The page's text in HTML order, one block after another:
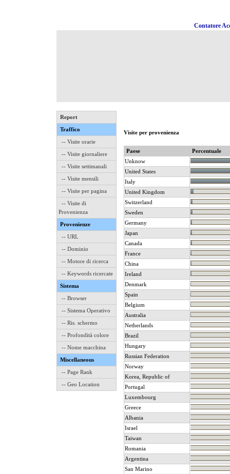
Contatore
Report
Traffico
-- Visite orarie
-- Visite giornaliere
-- Visite settimanali
-- Visite mensili
-- Visite per pagina
-- Visite di
Provenienza
Provenienze
-- URL
-- Dominio
-- Motore di ricerca
-- Keywords ricercate
Sistema
-- Browser
-- Sistema Operativo
-- Ris. schermo
-- Profondità colore
-- Nome macchina
Miscellaneous
-- Page Rank
-- Geo Location
Visite per provenienza
Paese
Percentuale
Unknow
United States
Italy
United Kingdom
Switzerland
Sweden
Germany
Japan
Canada
France
China
Ireland
Denmark
Spain
Belgium
Australia
Netherlands
Brazil
Hungary
Russian Federation
Norway
Korea, Republic of
Portugal
Luxembourg
Greece
Albania
Israel
Taiwan
Romania
Argentina
San Marino